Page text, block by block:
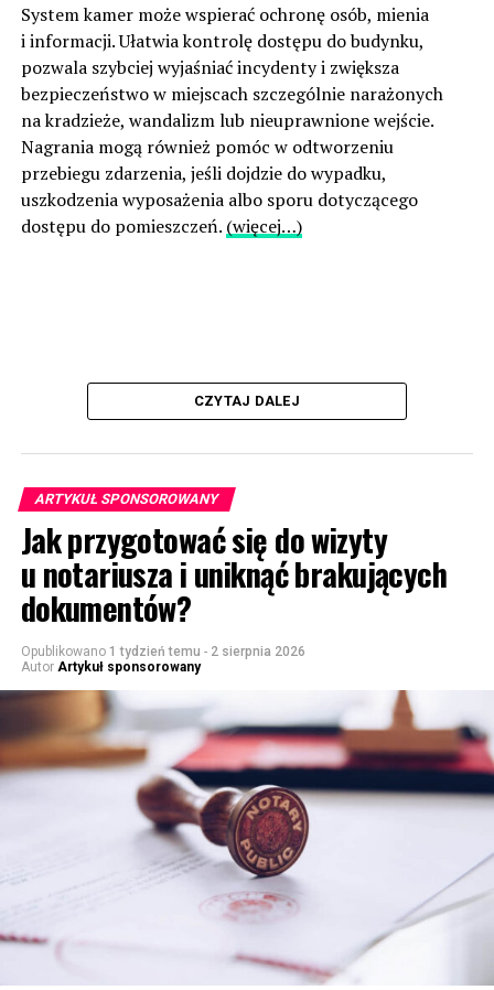
System kamer może wspierać ochronę osób, mienia
i informacji. Ułatwia kontrolę dostępu do budynku,
pozwala szybciej wyjaśniać incydenty i zwiększa
bezpieczeństwo w miejscach szczególnie narażonych
na kradzieże, wandalizm lub nieuprawnione wejście.
Nagrania mogą również pomóc w odtworzeniu
przebiegu zdarzenia, jeśli dojdzie do wypadku,
uszkodzenia wyposażenia albo sporu dotyczącego
dostępu do pomieszczeń. (więcej…)
CZYTAJ DALEJ
ARTYKUŁ SPONSOROWANY
Jak przygotować się do wizyty
u notariusza i uniknąć brakujących
dokumentów?
Opublikowano 1 tydzień temu - 2 sierpnia 2026
Autor Artykuł sponsorowany